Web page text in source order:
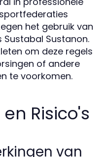
het gebruik van
Sustanon.
om deze regels
of andere
te voorkomen.
Risico's
van